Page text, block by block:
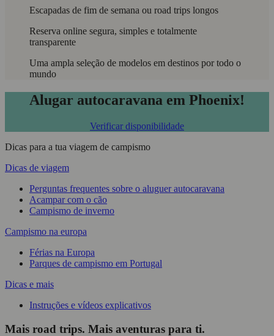
Escapadas de fim de semana ou road trips longos
Reserva online segura, simples e totalmente
transparente
Uma ampla seleção de modelos em destinos por todo o
mundo
Alugar autocaravana em Phoenix!
Verificar disponibilidade
Dicas para a tua viagem de campismo
Dicas de viagem
Perguntas frequentes sobre o aluguer autocaravana
Acampar com o cão
Campismo de inverno
Campismo na europa
Férias na Europa
Parques de campismo em Portugal
Dicas e mais
Instruções e vídeos explicativos
Mais road trips. Mais aventuras para ti.